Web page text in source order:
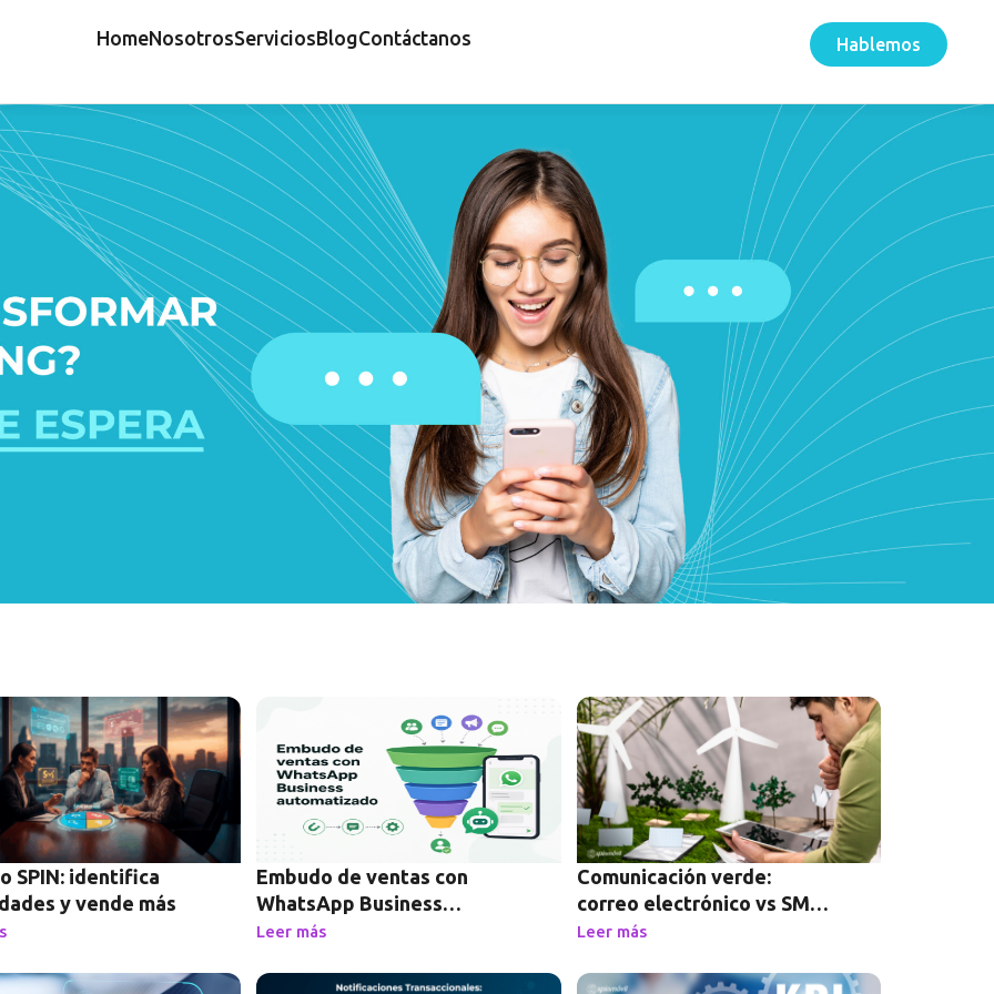
HomeNosotrosServiciosBlogContáctanos Hablemos
SPIN: identifica
y vende más
Embudo de ventas con
WhatsApp Business
automatizado
Leer más
Comunicación verde:
correo electrónico vs SMS
y su impacto ambiental
Leer más
PagePage